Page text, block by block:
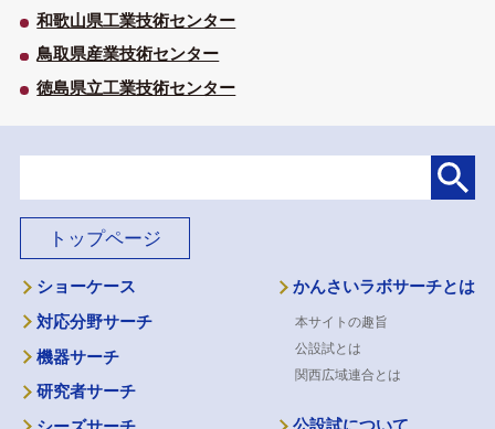
和歌山県工業技術センター
鳥取県産業技術センター
徳島県立工業技術センター
トップページ
ショーケース
対応分野サーチ
機器サーチ
研究者サーチ
かんさいラボサーチとは
本サイトの趣旨
公設試とは
関西広域連合とは